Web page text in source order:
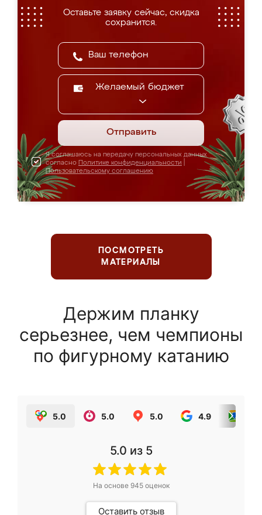
Оставьте заявку сейчас, скидка
сохранится.
Желаемый бюджет
Отправить
Я соглашаюсь на передачу персональных данных
согласно Политике конфиденциальности
Пользовательскому соглашению
ПОСМОТРЕТЬ
МАТЕРИАЛЫ
Держим планку
серьезнее, чем чемпионы
по фигурному катанию
5.0 5.0 5.0 4.9
5.0 из 5
На основе 945оценок
Оставить отзыв